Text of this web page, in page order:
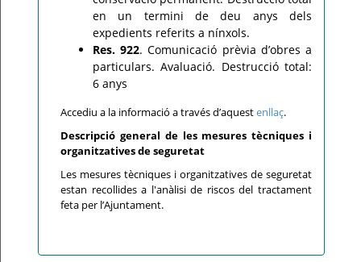
en un termini de deu anys dels
expedients referits a nínxols.
Res. 922. Comunicació prèvia d’obres a
particulars. Avaluació. Destrucció total:
6 anys
Accediu a la informació a través d’aquestenllaç.
Descripció general de les mesures tècniques i
organitzatives de seguretat
Les mesures tècniques i organitzatives de seguretat
estan recollides a l'anàlisi de riscos del tractament
feta per l’Ajuntament.